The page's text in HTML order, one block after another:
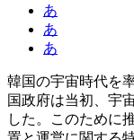
あ
あ
あ
韓国の宇宙時代を
国政府は当初、宇
した。このために